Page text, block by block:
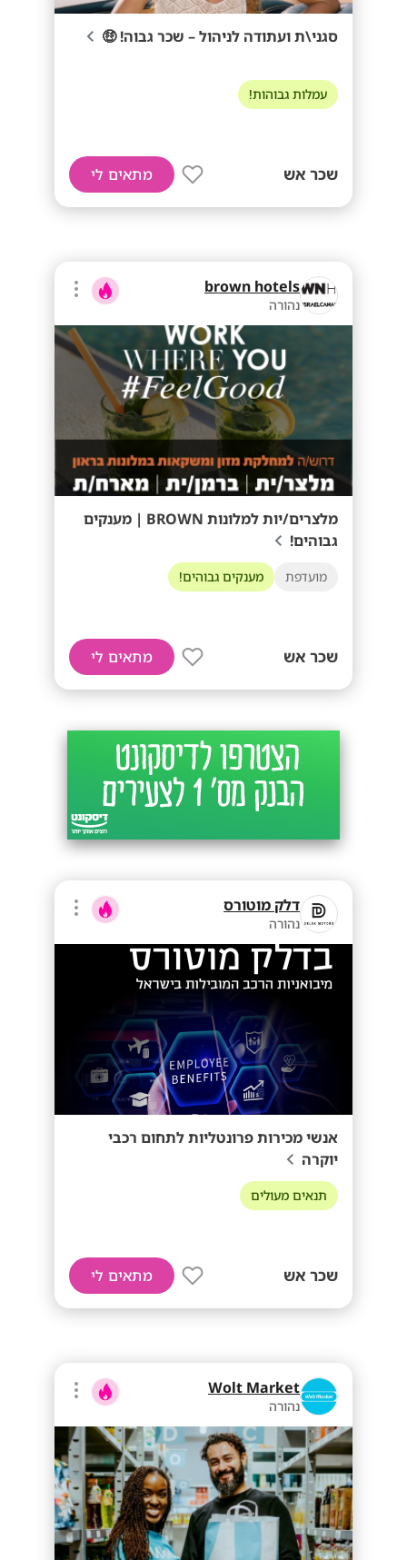
סגני\ת ועתודה לניהול – שכר גבוה! 🤑
עמלות גבוהות!
שכר אש מתאים לי
brown hotels
נהורה
מלצרים/יות למלונות BROWN | מענקים
גבוהים!
מועדפת מענקים גבוהים!
שכר אש מתאים לי
דלק מוטורס
נהורה
אנשי מכירות פרונטליות לתחום רכבי
יוקרה
תנאים מעולים
שכר אש מתאים לי
Wolt Market
נהורה